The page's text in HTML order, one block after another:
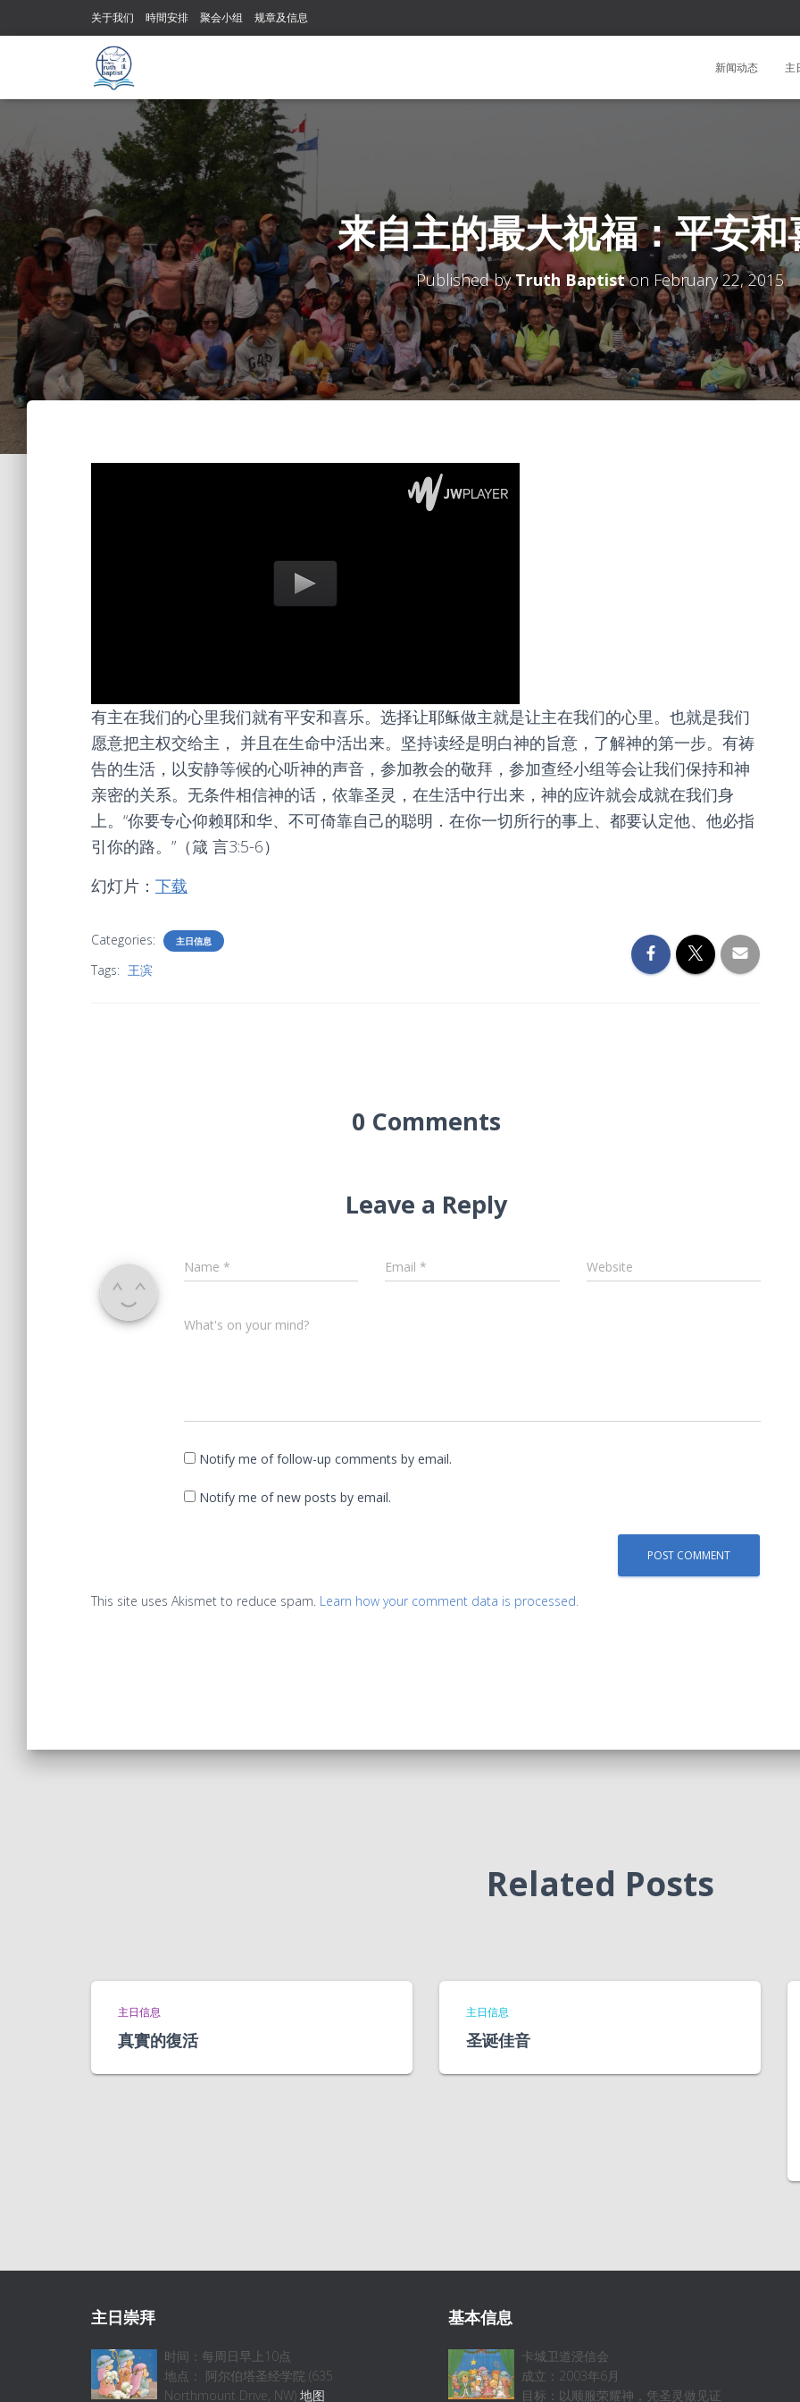
关于我们 時間安排 聚会小组 规章及信息
新闻动态 主
来自主的最大祝福：平安和
Published byTruth Baptiston February 22, 2015
有主在我们的心里我们就有平安和喜乐。选择让耶稣做主就是让主在我们的心里。也就是我们
愿意把主权交给主， 并且在生命中活出来。坚持读经是明白神的旨意，了解神的第一步。有祷
告的生活，以安静等候的心听神的声音，参加教会的敬拜，参加查经小组等会让我们保持和神
亲密的关系。无条件相信神的话，依靠圣灵，在生活中行出来，神的应许就会成就在我们身
上。“你要专心仰赖耶和华、不可倚靠自己的聪明．在你一切所行的事上、都要认定他、他必指
引你的路。”（箴 言3:5-6）
幻灯片： 下载
Categories: 主日信息
Tags: 王滨
0 Comments
Leave a Reply
Name * Email * Website
What's on your mind?
Notify me of follow-up comments by email.
Notify me of new posts by email.
This site uses Akismet to reduce spam. Learn how your comment data is processed.
Related Posts
主日信息
真實的復活
主日信息
圣诞佳音
主日崇拜
时间：每周日早上10点
地点： 阿尔伯塔圣经学院 (635
Northmount Drive, NW) 地图
基本信息
卡城卫道浸信会
成立：2003年6月
目标：以顺服荣耀神，凭圣灵做见证